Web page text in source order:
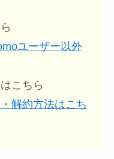
ユーザー以外
こちら
解約方法はこち